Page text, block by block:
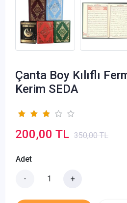
Çanta Boy Kılıflı
Kerim SEDA
200,00 TL 350,00 TL
Adet
- +